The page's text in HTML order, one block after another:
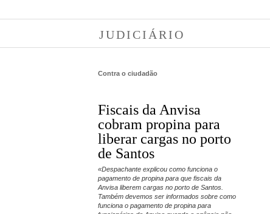
JUDICIÁRIO
Contra o ciudadão
Fiscais da Anvisa
cobram propina para
liberar cargas no porto
de Santos
«Despachante explicou como funciona o
pagamento de propina para que fiscais da
Anvisa liberem cargas no porto de Santos.
Também devemos ser informados sobre como
funciona o pagamento de propina para